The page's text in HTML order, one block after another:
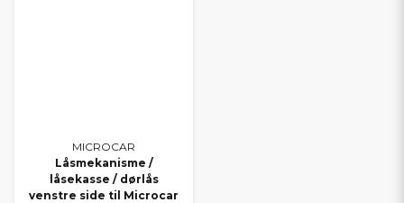
MICROCAR
Låsmekanisme /
låsekasse / dørlås
venstre side til Microcar